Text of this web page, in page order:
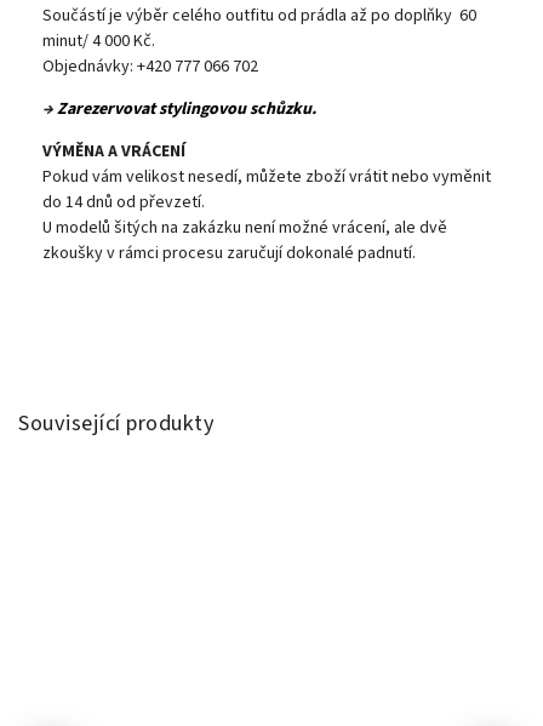
Součástí je výběr celého outfitu od prádla až po doplňky 60
minut/ 4 000 Kč.
Objednávky: +420 777 066 702
→Zarezervovat stylingovou schůzku.
VÝMĚNA A VRÁCENÍ
Pokud vám velikost nesedí, můžete zboží vrátit nebo vyměnit
do 14 dnů od převzetí.
U modelů šitých na zakázku není možné vrácení, ale dvě
zkoušky v rámci procesu zaručují dokonalé padnutí.
Související produkty